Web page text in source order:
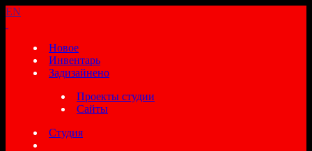
EN
Новое
Инвентарь
Задизайнено
Проекты студии
Сайты
Студия